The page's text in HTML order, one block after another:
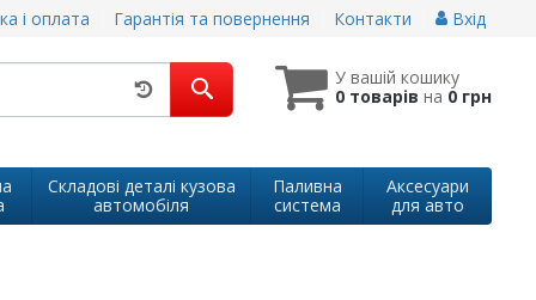
і оплата Гарантія та повернення Контакти Вхід
У вашій кошику
0 товарів на 0 грн
Складові деталі кузова
автомобіля
Паливна
система
Аксесуари
для авто